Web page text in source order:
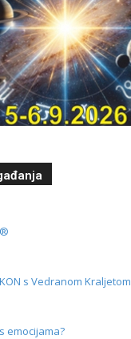
s Vedranom Kraljetom
emocijama?